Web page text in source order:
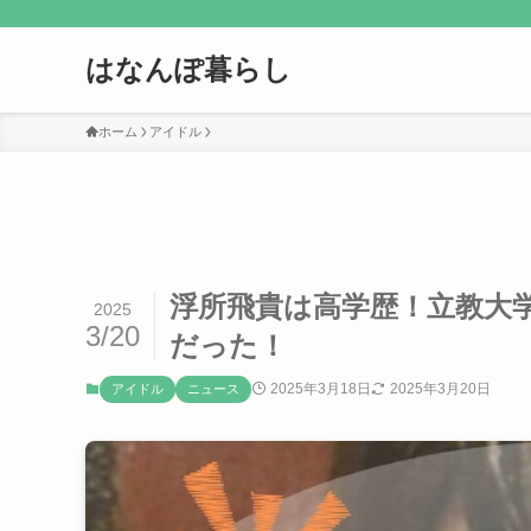
はなんぽ暮らし
ホーム アイドル
浮所飛貴は高学歴！立教大
だった！
2025
3/20
アイドル ニュース 2025年3月18日 2025年3月20日